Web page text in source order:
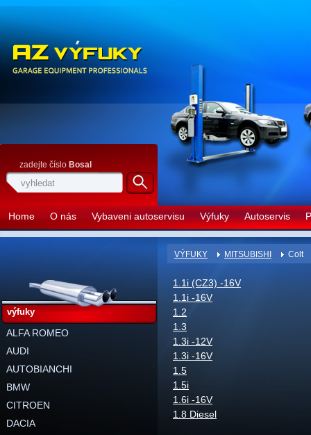
Home O nás Vybaveni autoservisu Výfuky Autoservis
zadejte číslo Bosal
VÝFUKY MITSUBISHI Colt
1.1i (CZ3) -16V
1.1i -16V
1.2
1.3
1.3i -12V
1.3i -16V
1.5
1.5i
1.6i -16V
1.8 Diesel
výfuky
ALFA ROMEO
AUDI
AUTOBIANCHI
BMW
CITROEN
DACIA